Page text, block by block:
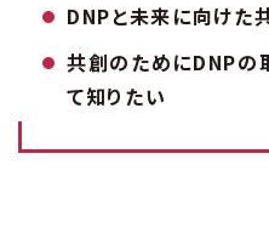
DNPと未来に向けた
共創のためにDNPの
て知りたい